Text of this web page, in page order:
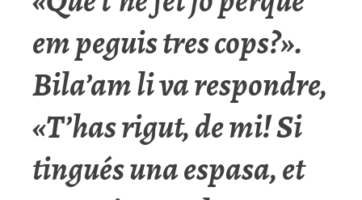
em peguis tres cops?».
Bila’am li va respondre,
«T’has rigut, de mi! Si
tingués una espasa, et